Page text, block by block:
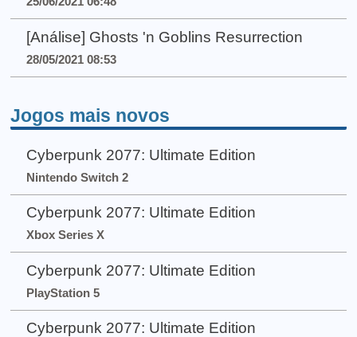
[Análise] Ghosts 'n Goblins Resurrection
28/05/2021 08:53
Jogos mais novos
Cyberpunk 2077: Ultimate Edition
Nintendo Switch 2
Cyberpunk 2077: Ultimate Edition
Xbox Series X
Cyberpunk 2077: Ultimate Edition
PlayStation 5
Cyberpunk 2077: Ultimate Edition